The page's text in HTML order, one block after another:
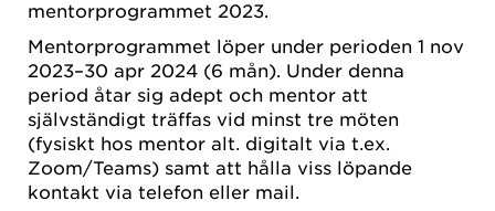
mentorprogrammet 2023.
Mentorprogrammet löper under perioden 1 nov
2023–30 apr 2024 (6 mån). Under denna
period åtar sig adept och mentor att
självständigt träffas vid minst tre möten
(fysiskt hos mentor alt. digitalt via t.ex.
Zoom/Teams) samt att hålla viss löpande
kontakt via telefon eller mail.